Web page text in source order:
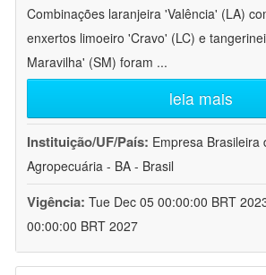
Combinações laranjeira 'Valência' (LA)
enxertos limoeiro 'Cravo' (LC) e
Maravilha' (SM) foram ...
leia mais
Instituição/UF/País: Empresa Brasileira
Agropecuária - BA - Brasil
Vigência: Tue Dec 05 00:00:00 BRT
00:00:00 BRT 2027